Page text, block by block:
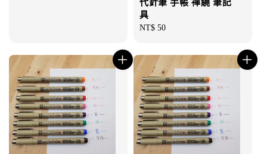
代針筆 手帳 禪繞 筆記
具
Regular
NT$ 50